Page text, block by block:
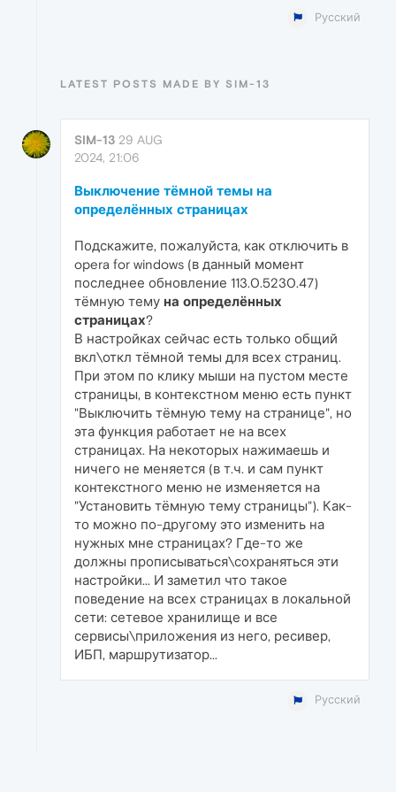
Русский
LATEST POSTS MADE BY SIM-13
SIM-13 29 AUG
2024, 21:06
Выключение тёмной темы на
определённых страницах
Подскажите, пожалуйста, как отключить в
opera for windows (в данный момент
последнее обновление 113.0.5230.47)
тёмную тему на определённых
страницах?
В настройках сейчас есть только общий
вкл\откл тёмной темы для всех страниц.
При этом по клику мыши на пустом месте
страницы, в контекстном меню есть пункт
"Выключить тёмную тему на странице", но
эта функция работает не на всех
страницах. На некоторых нажимаешь и
ничего не меняется (в т.ч. и сам пункт
контекстного меню не изменяется на
"Установить тёмную тему страницы"). Как-
то можно по-другому это изменить на
нужных мне страницах? Где-то же
должны прописываться\сохраняться эти
настройки... И заметил что такое
поведение на всех страницах в локальной
сети: сетевое хранилище и все
сервисы\приложения из него, ресивер,
ИБП, маршрутизатор...
Русский